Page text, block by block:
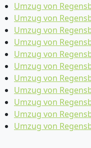
Umzug von
Umzug von
Umzug von
Umzug von
Umzug von
Umzug von
Umzug von
Umzug von
Umzug von
Umzug von
Umzug von